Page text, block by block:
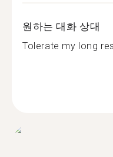
원하는 대화 상대
Tolerate my long